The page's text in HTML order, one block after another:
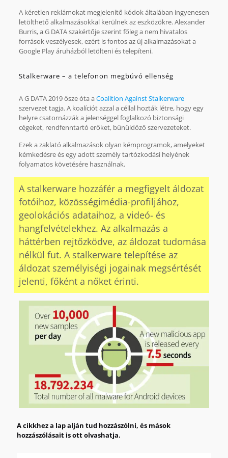
A kéretlen reklámokat megjelenítő kódok általában ingyenesen
letölthető alkalmazásokkal kerülnek az eszközökre. Alexander
Burris, a G DATA szakértője szerint főleg a nem hivatalos
források veszélyesek, ezért is fontos az új alkalmazásokat a
Google Play áruházból letölteni és telepíteni.
Stalkerware – a telefonon megbúvó ellenség
A G DATA 2019 ősze óta aCoalition Against Stalkerware
szervezet tagja. A koalíciót azzal a céllal hozták létre, hogy egy
helyre csatornázzák a jelenséggel foglalkozó biztonsági
cégeket, rendfenntartó erőket, bűnüldöző szervezeteket.
Ezek a zaklató alkalmazások olyan kémprogramok, amelyeket
kémkedésre és egy adott személy tartózkodási helyének
folyamatos követésére használnak.
A stalkerware hozzáfér a megfigyelt áldozat
fotóihoz, közösségimédia-profiljához,
geolokációs adataihoz, a videó- és
hangfelvételekhez. Az alkalmazás a
háttérben rejtőzködve, az áldozat tudomása
nélkül fut. A stalkerware telepítése az
áldozat személyiségi jogainak megsértését
jelenti, főként a nőket érinti.
A cikkhez a lap alján tud hozzászólni, és mások
hozzászólásait is ott olvashatja.